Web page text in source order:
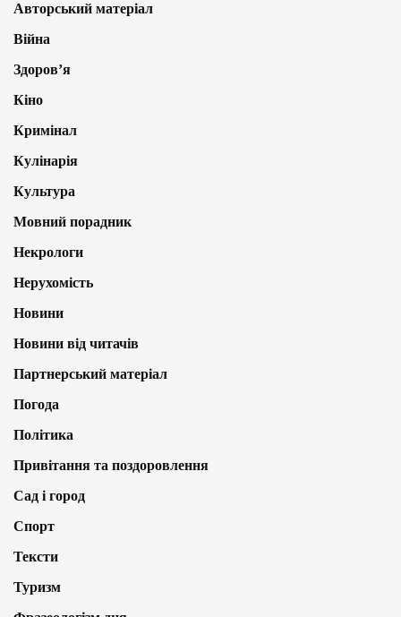
Авторський матеріал
Війна
Здоров’я
Кіно
Кримінал
Кулінарія
Культура
Мовний порадник
Некрологи
Нерухомість
Новини
Новини від читачів
Партнерський матеріал
Погода
Політика
Привітання та поздоровлення
Сад і город
Спорт
Тексти
Туризм